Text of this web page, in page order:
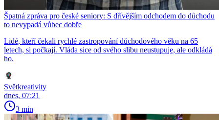
Špatná zpráva pro české seniory: S dřívějším odchodem do důchodu
to nevypadá vůbec dobře
Lidé, kteří čekali rychlé zastropování důchodového věku na 65
letech, si počkají. Vláda sice od svého slibu neustupuje, ale odkládá
ho.
Světkreativity
dnes, 07:21
3 min